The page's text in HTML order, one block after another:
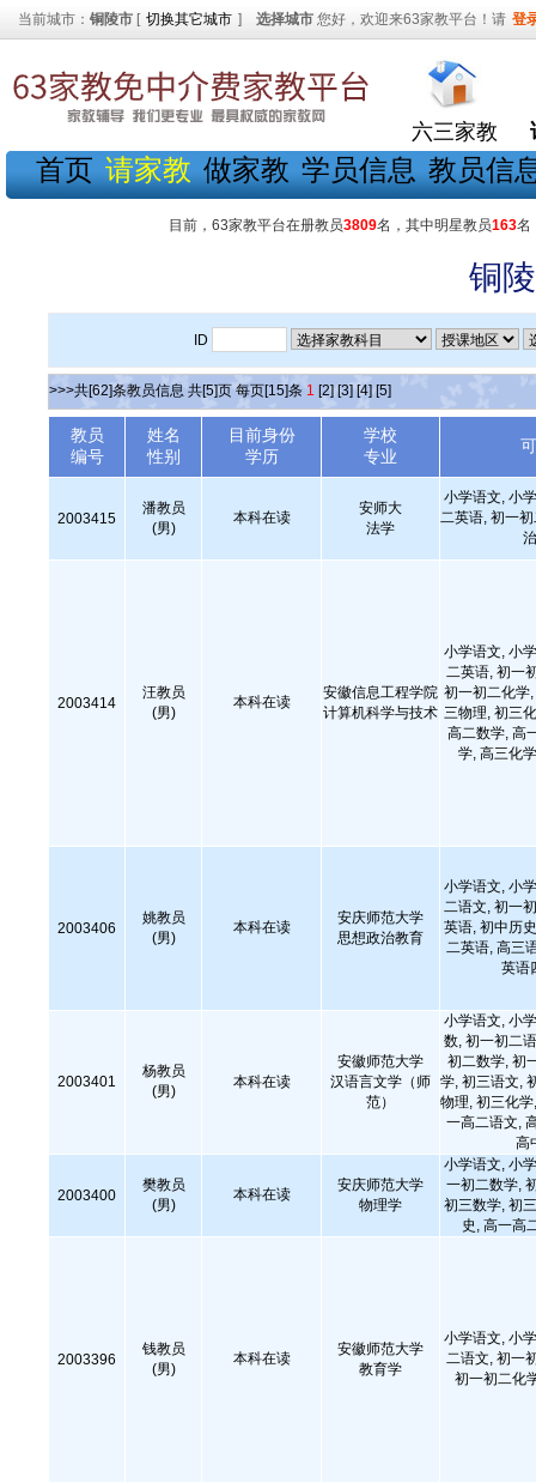
当前城市： 铜陵市 [ 切换其它城市 ] 选择城市 您好，欢迎来63家教平台！请 登
六三家教
首页 请家教 做家教 学员信息 教员信
目前，63家教平台在册教员3809名，其中明星教员163名
铜
ID
>>>共[62]条教员信息 共[5]页 每页[15]条 1 [2] [3] [4] [5]
教员
编号
姓名
性别
目前身份
学历
学校
专业
2003415
潘教员
(男)
本科在读
安师大
法学
小学语文, 小
二英语, 初一
2003414
汪教员
(男)
本科在读
安徽信息工程学院
计算机科学与技术
小学语文, 小
二英语, 初一
初一初二化学
三物理, 初三
高二数学, 高
学, 高三化
2003406
姚教员
(男)
本科在读
安庆师范大学
思想政治教育
小学语文, 小
二语文, 初一
英语, 初中历
二英语, 高三
英语
2003401
杨教员
(男)
本科在读
安徽师范大学
汉语言文学（师
范）
小学语文, 小
数, 初一初二
初二数学, 初
学, 初三语文,
物理, 初三化
一高二语文,
高
2003400
樊教员
(男)
本科在读
安庆师范大学
物理学
小学语文, 小
一初二数学,
初三数学, 初
史, 高一高
2003396
钱教员
(男)
本科在读
安徽师范大学
教育学
小学语文, 小
二语文, 初一
初一初二化